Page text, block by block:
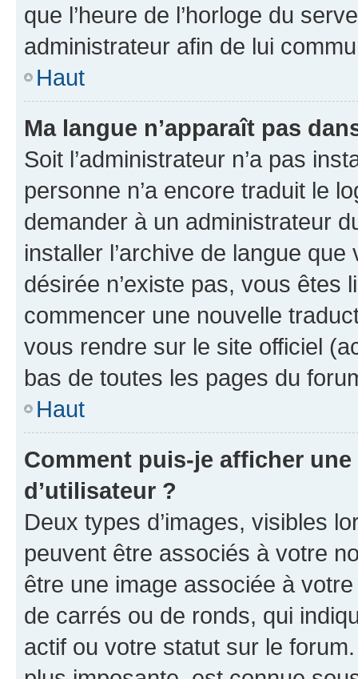
que l’heure de l’horloge du
administrateur afin de lui
Haut
Ma langue n’apparaît pas
Soit l’administrateur n’a pas
personne n’a encore traduit le
demander à un administrateur
installer l’archive de langue
désirée n’existe pas, vous êtes
commencer une nouvelle
vous rendre sur le site officiel
bas de toutes les pages du
Haut
Comment puis-je afficher
d’utilisateur ?
Deux types d’images, visibles
peuvent être associés à votre
être une image associée à
de carrés ou de ronds, qui
actif ou votre statut sur le